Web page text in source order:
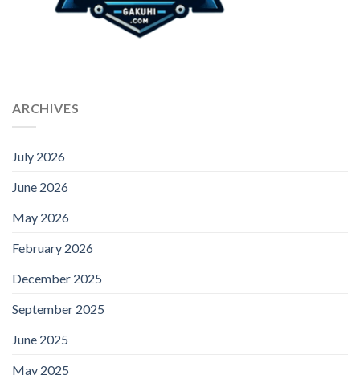
ARCHIVES
July 2026
June 2026
May 2026
February 2026
December 2025
September 2025
June 2025
May 2025